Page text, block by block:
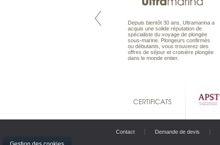
Pacifique à la carte est le spécialiste
Depuis bientôt 30 ans, Ultramarina a
acquis une solide réputation de
spécialiste du voyage de plongée
sous-marine. Plongeurs confirmés
ou débutants, vous trouverez des
offres de séjour et croisière plongée
dans le monde entier.
CERTIFICATS
Contact Demande de devis